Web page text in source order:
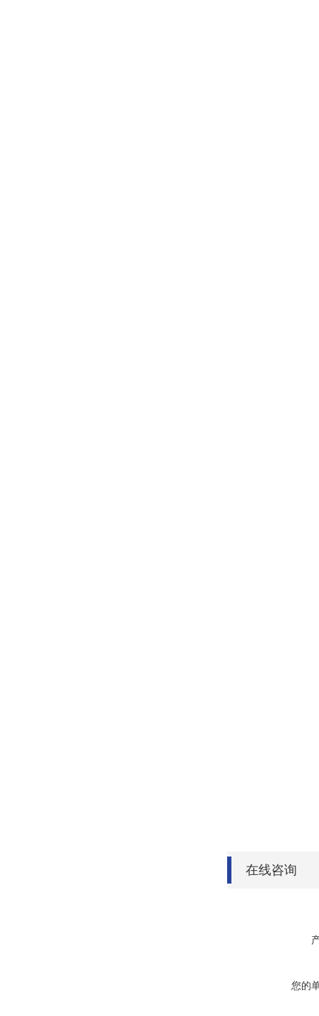
在线咨询
您的